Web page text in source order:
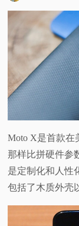
页
讯
测
视
Moto X是首款在
那样比拼硬件参
是定制化和人性
包括了木质外壳